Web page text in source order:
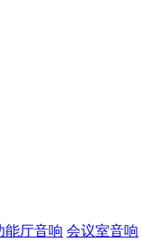
能厅音响 会议室音响